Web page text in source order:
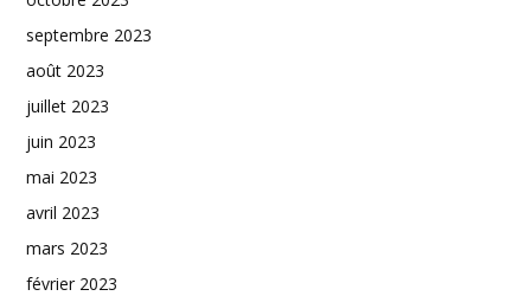
septembre 2023
août 2023
juillet 2023
juin 2023
mai 2023
avril 2023
mars 2023
février 2023